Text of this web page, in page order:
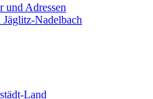
und Adressen
Jäglitz-Nadelbach
Land